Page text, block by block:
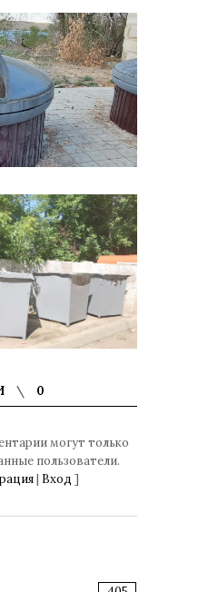
0
могут только
пользователи.
| Вход ]